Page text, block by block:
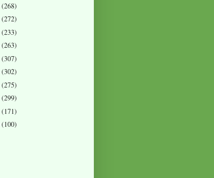
(268)
(272)
(233)
(263)
(307)
(302)
(275)
(299)
(171)
(100)